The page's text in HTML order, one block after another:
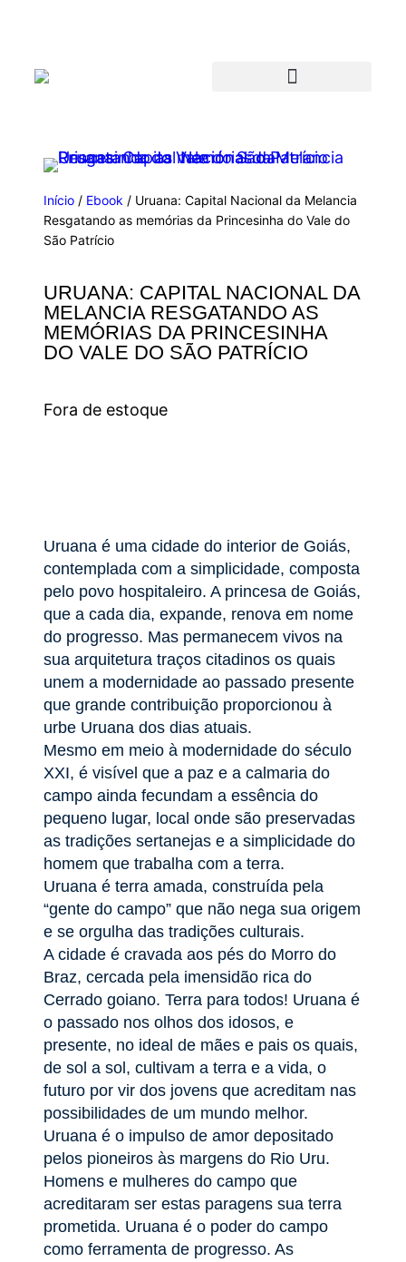
Início / Ebook / Uruana: Capital Nacional da Melancia
Resgatando as memórias da Princesinha do Vale do
São Patrício
URUANA: CAPITAL NACIONAL DA
MELANCIA RESGATANDO AS
MEMÓRIAS DA PRINCESINHA
DO VALE DO SÃO PATRÍCIO
Fora de estoque
Uruana é uma cidade do interior de Goiás,
contemplada com a simplicidade, composta
pelo povo hospitaleiro. A princesa de Goiás,
que a cada dia, expande, renova em nome
do progresso. Mas permanecem vivos na
sua arquitetura traços citadinos os quais
unem a modernidade ao passado presente
que grande contribuição proporcionou à
urbe Uruana dos dias atuais.
Mesmo em meio à modernidade do século
XXI, é visível que a paz e a calmaria do
campo ainda fecundam a essência do
pequeno lugar, local onde são preservadas
as tradições sertanejas e a simplicidade do
homem que trabalha com a terra.
Uruana é terra amada, construída pela
“gente do campo” que não nega sua origem
e se orgulha das tradições culturais.
A cidade é cravada aos pés do Morro do
Braz, cercada pela imensidão rica do
Cerrado goiano. Terra para todos! Uruana é
o passado nos olhos dos idosos, e
presente, no ideal de mães e pais os quais,
de sol a sol, cultivam a terra e a vida, o
futuro por vir dos jovens que acreditam nas
possibilidades de um mundo melhor.
Uruana é o impulso de amor depositado
pelos pioneiros às margens do Rio Uru.
Homens e mulheres do campo que
acreditaram ser estas paragens sua terra
prometida. Uruana é o poder do campo
como ferramenta de progresso. As